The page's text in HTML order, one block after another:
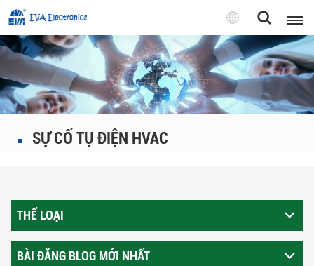
Tiếng
Việt
English
Pусский
SỰ CỐ TỤ ĐIỆN HVAC
THỂ LOẠI
BÀI ĐĂNG BLOG MỚI NHẤT